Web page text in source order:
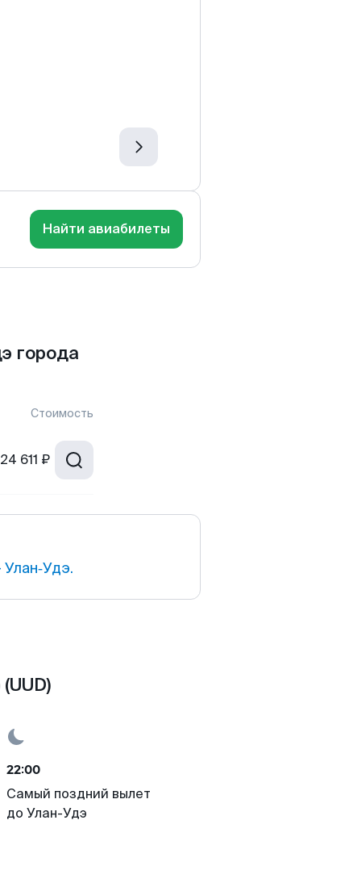
Найти авиабилеты
города
Стоимость
24 611 ₽
22:00
Самый поздний вылет
до Улан-Удэ